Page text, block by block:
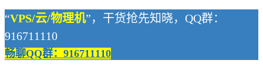
“VPS/云/物理机”，干货抢先知晓，QQ群：
916711110
畅聊QQ群：916711110